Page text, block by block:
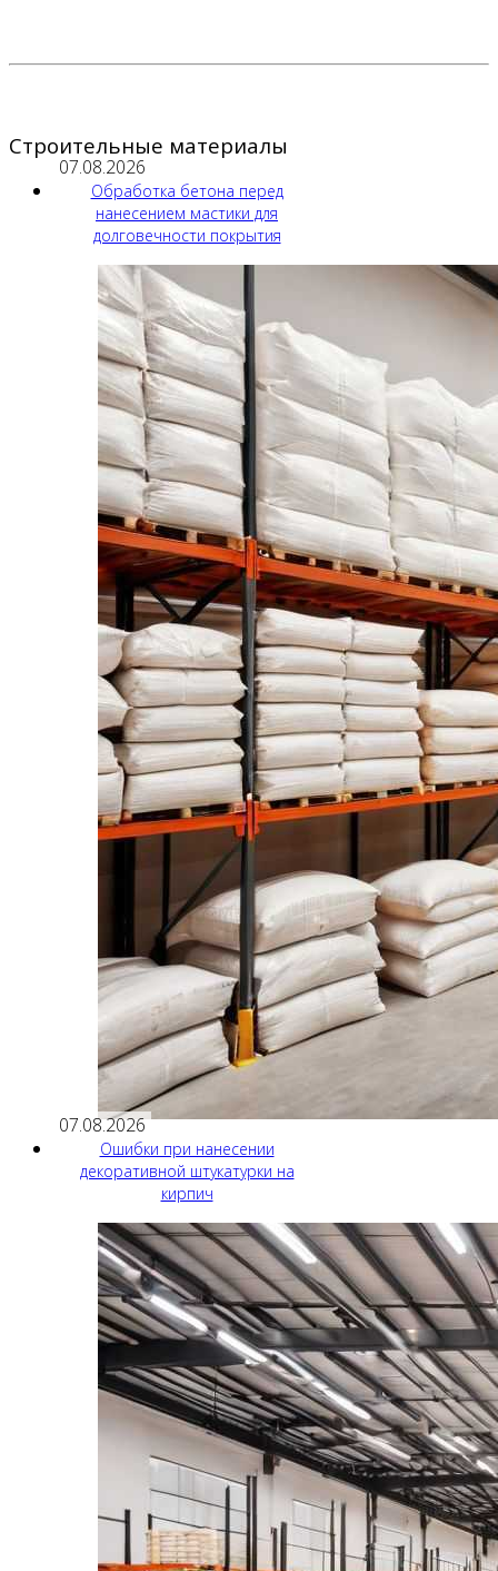
Строительные материалы
07.08.2026
Обработка бетона перед
нанесением мастики для
долговечности покрытия
07.08.2026
Ошибки при нанесении
декоративной штукатурки на
кирпич